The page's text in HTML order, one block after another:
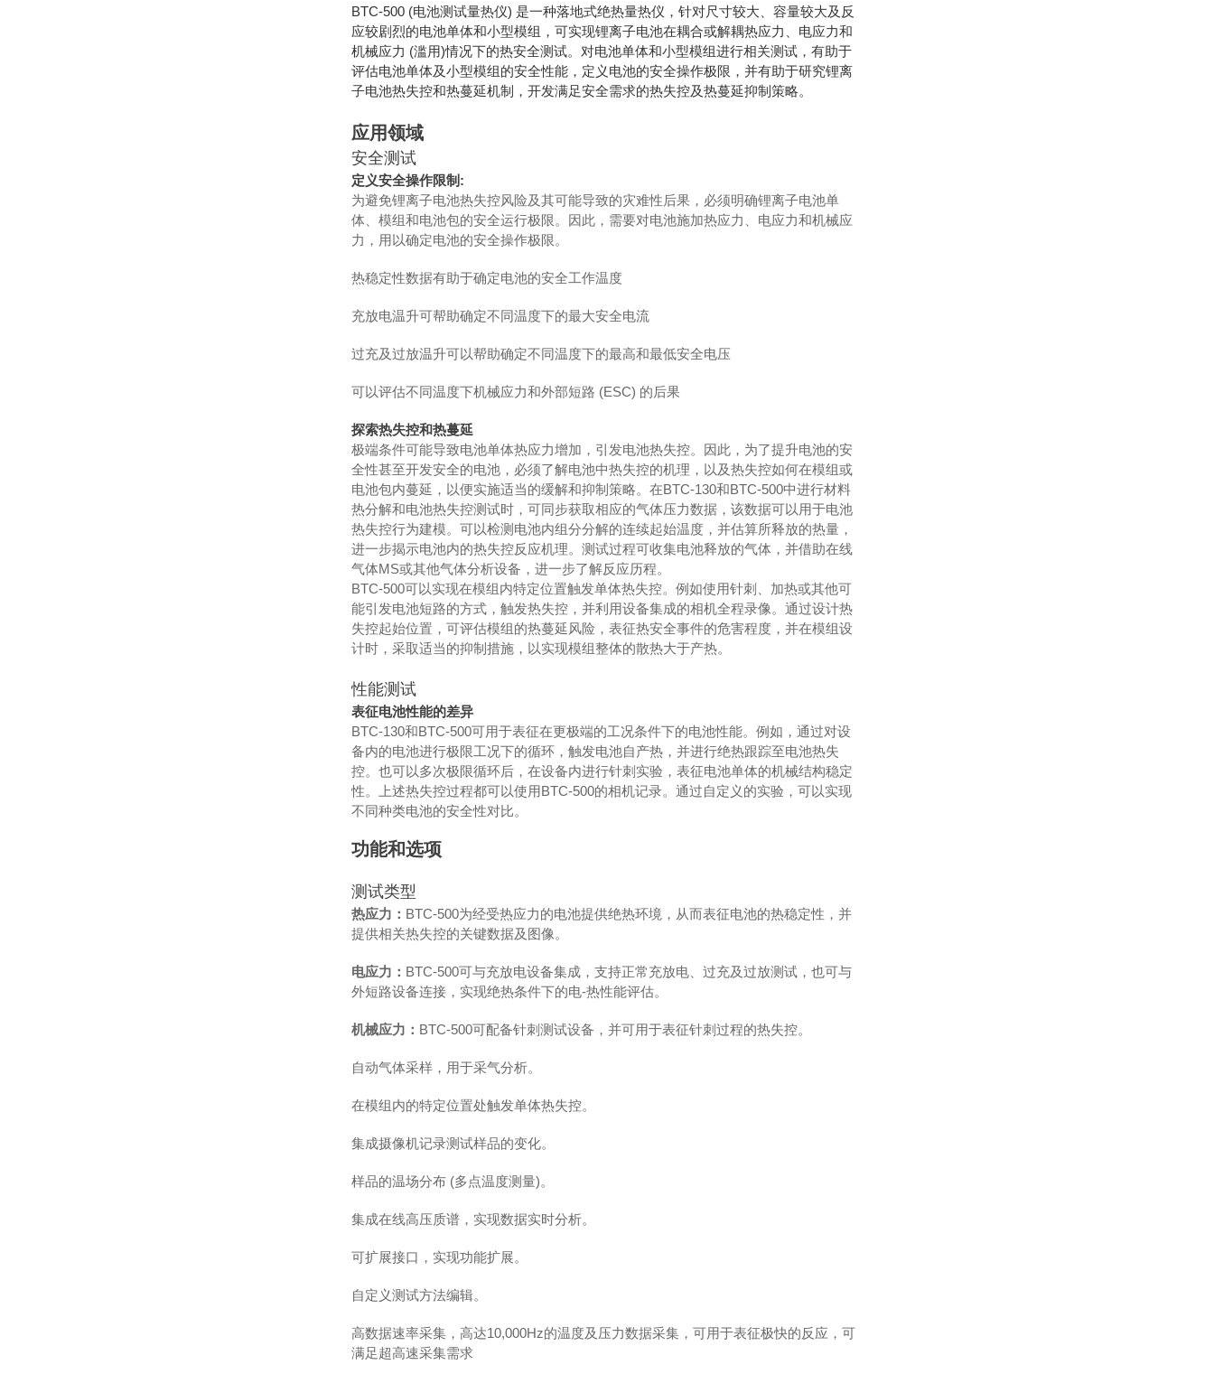
BTC-500 (电池测试量热仪) 是一种落地式绝热量热仪，针对尺寸较大、容量较大及反
应较剧烈的电池单体和小型模组，可实现锂离子电池在耦合或解耦热应力、电应力和
机械应力 (滥用)情况下的热安全测试。对电池单体和小型模组进行相关测试，有助于
评估电池单体及小型模组的安全性能，定义电池的安全操作极限，并有助于研究锂离
子电池热失控和热蔓延机制，开发满足安全需求的热失控及热蔓延抑制策略。
应用领域
安全测试
定义安全操作限制:
为避免锂离子电池热失控风险及其可能导致的灾难性后果，必须明确锂离子电池单
体、模组和电池包的安全运行极限。因此，需要对电池施加热应力、电应力和机械应
力，用以确定电池的安全操作极限。
热稳定性数据有助于确定电池的安全工作温度
充放电温升可帮助确定不同温度下的最大安全电流
过充及过放温升可以帮助确定不同温度下的最高和最低安全电压
可以评估不同温度下机械应力和外部短路 (ESC) 的后果
探索热失控和热蔓延
极端条件可能导致电池单体热应力增加，引发电池热失控。因此，为了提升电池的安
全性甚至开发安全的电池，必须了解电池中热失控的机理，以及热失控如何在模组或
电池包内蔓延，以便实施适当的缓解和抑制策略。在BTC-130和BTC-500中进行材料
热分解和电池热失控测试时，可同步获取相应的气体压力数据，该数据可以用于电池
热失控行为建模。可以检测电池内组分分解的连续起始温度，并估算所释放的热量，
进一步揭示电池内的热失控反应机理。测试过程可收集电池释放的气体，并借助在线
气体MS或其他气体分析设备，进一步了解反应历程。
BTC-500可以实现在模组内特定位置触发单体热失控。例如使用针刺、加热或其他可
能引发电池短路的方式，触发热失控，并利用设备集成的相机全程录像。通过设计热
失控起始位置，可评估模组的热蔓延风险，表征热安全事件的危害程度，并在模组设
计时，采取适当的抑制措施，以实现模组整体的散热大于产热。
性能测试
表征电池性能的差异
BTC-130和BTC-500可用于表征在更极端的工况条件下的电池性能。例如，通过对设
备内的电池进行极限工况下的循环，触发电池自产热，并进行绝热跟踪至电池热失
控。也可以多次极限循环后，在设备内进行针刺实验，表征电池单体的机械结构稳定
性。上述热失控过程都可以使用BTC-500的相机记录。通过自定义的实验，可以实现
不同种类电池的安全性对比。
功能和选项
测试类型
热应力： BTC-500为经受热应力的电池提供绝热环境，从而表征电池的热稳定性，并
提供相关热失控的关键数据及图像。
电应力： BTC-500可与充放电设备集成，支持正常充放电、过充及过放测试，也可与
外短路设备连接，实现绝热条件下的电-热性能评估。
机械应力： BTC-500可配备针刺测试设备，并可用于表征针刺过程的热失控。
自动气体采样，用于采气分析。
在模组内的特定位置处触发单体热失控。
集成摄像机记录测试样品的变化。
样品的温场分布 (多点温度测量)。
集成在线高压质谱，实现数据实时分析。
可扩展接口，实现功能扩展。
自定义测试方法编辑。
高数据速率采集，高达10,000Hz的温度及压力数据采集，可用于表征极快的反应，可
满足超高速采集需求